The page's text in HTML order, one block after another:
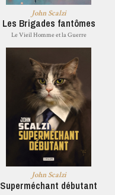
John Scalzi
Les Brigades fantômes
Le Vieil Homme et la Guerre
John Scalzi
Superméchant débutant